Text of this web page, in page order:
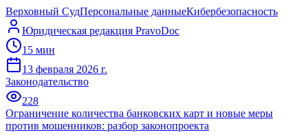
Верховный СудПерсональные данныеКибербезопасность
Юридическая редакция PravoDoc
15 мин
13 февраля 2026 г.
Законодательство
228
Ограничение количества банковских карт и новые меры
против мошенников: разбор законопроекта